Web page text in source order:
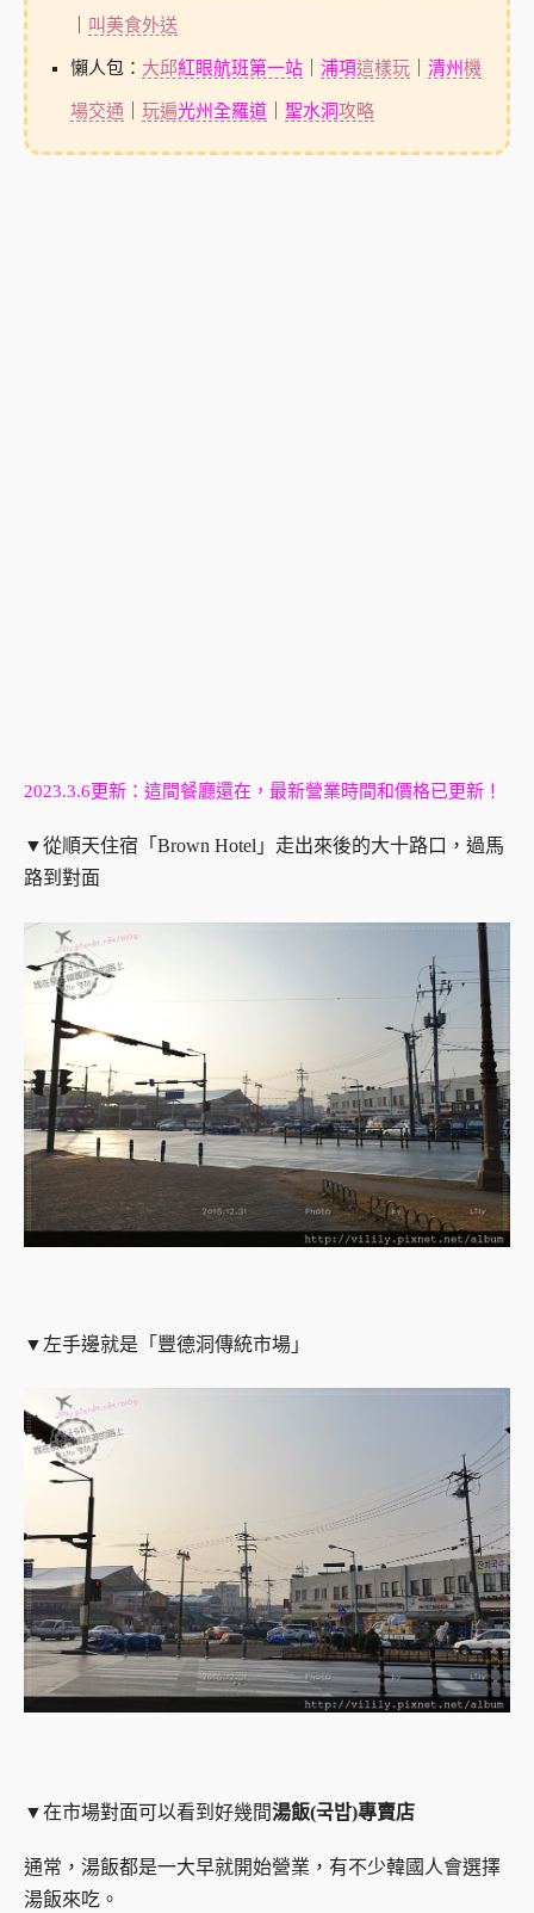
叫美食外送
懶人包： 大邱紅眼航班第一站｜ 浦項這樣玩｜ 清州機
場交通 玩遍光州全羅道｜ 聖水洞攻略
2023.3.6更新：這間餐廳還在，最新營業時間和價格已更新！
▼從順天住宿「Brown Hotel」走出來後的大十路口，過馬
路到對面
▼左手邊就是「豐德洞傳統市場」
▼在市場對面可以看到好幾間湯飯(국밥)專賣店
通常，湯飯都是一大早就開始營業，有不少韓國人會選擇
湯飯來吃。